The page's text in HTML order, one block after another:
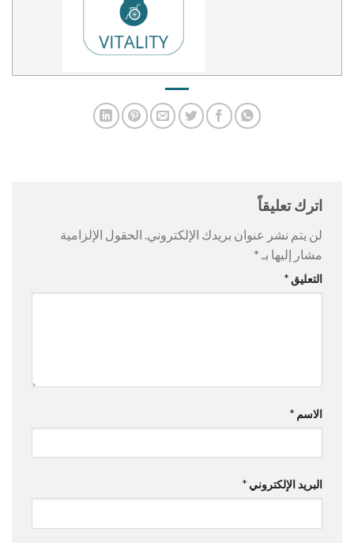
اترك تعليقاً
لن يتم نشر عنوان بريدك الإلكتروني. الحقول الإلزامية
مشار إليها بـ *
التعليق *
الاسم *
البريد الإلكتروني *